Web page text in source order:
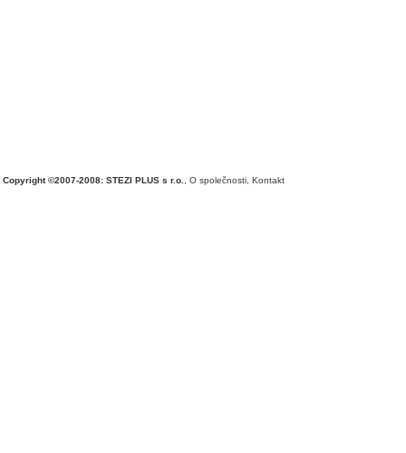
Copyright ©2007-2008: STEZI PLUS s r.o. O společnosti Kontakt